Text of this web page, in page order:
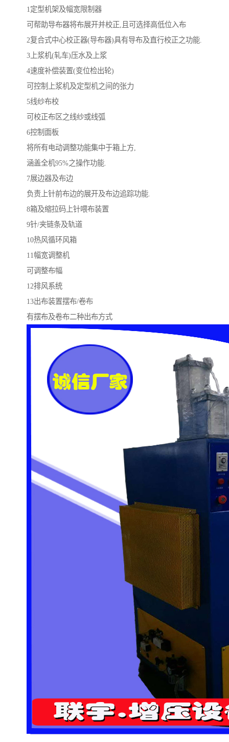
1定型机架及幅宽限制器
可帮助导布器将布展开并校正,且可选择高低位入布
2复合式中心校正器(导布器)具有导布及直行校正之功能.
3上浆机(轧车)压水及上浆
4速度补偿装置(变位检出轮)
可控制上浆机及定型机之间的张力
5线纱布校
可校正布区之线纱或线弧
6控制面板
将所有电动调整功能集中于箱上方,
涵盖全机95%之操作功能.
7展边器及布边
负责上针前布边的展开及布边追踪功能.
8箱及缩拉码上针喂布装置
9针/夹链条及轨道
10热风循环风箱
11幅宽调整机
可调整布幅
12排风系统
13出布装置摆布/卷布
有摆布及卷布二种出布方式